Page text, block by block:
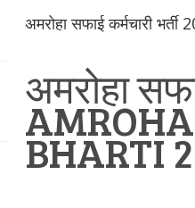
अमरोहा सफाई कर्मचारी
अमरोहा
BHARTI